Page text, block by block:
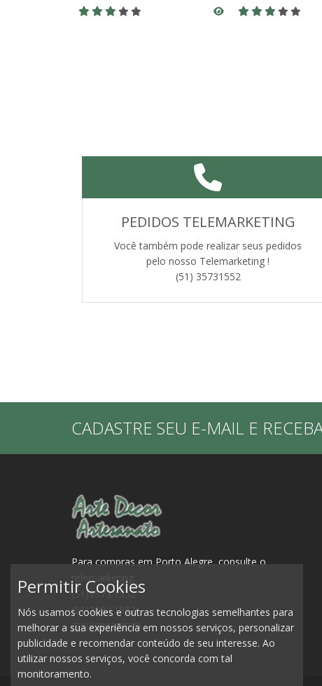
PEDIDOS TELEMARKETING
Você também pode realizar seus pedidos
pelo nosso Telemarketing !
(51) 35731552
CADASTRE SEU E-MAIL E
Para compras em Porto Alegre, consulte o
telemarketing:
(51)3573.1552
(51)3084.1552
(51)99917.0979
Permitir Cookies
Nós usamos cookies e outras tecnologias semelhantes para
melhorar a sua experiência em nossos serviços, personalizar
publicidade e recomendar conteúdo de seu interesse. Ao
utilizar nossos serviços, você concorda com tal
monitoramento.